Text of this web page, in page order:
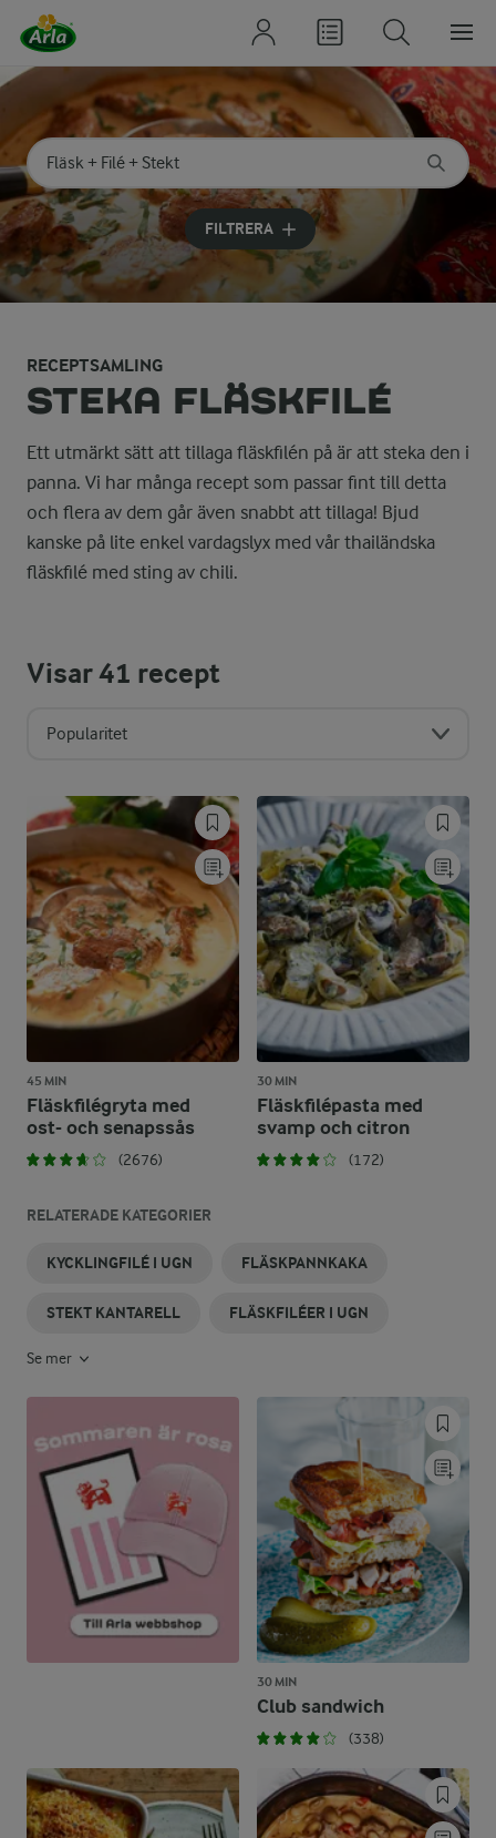
Sök på kategori eller ingrediens
Skriv in sökord för att få förslag
FILTRERA
RECEPTSAMLING
STEKA FLÄSKFILÉ
Ett utmärkt sätt att tillaga fläskfilén på är att steka den i
panna. Vi har många recept som passar fint till detta
och flera av dem går även snabbt att tillaga! Bjud
kanske på lite enkel vardagslyx med vår thailändska
fläskfilé med sting av chili.
Visar41 recept
Popularitet
45 MIN
Fläskfilégryta med
ost- och senapssås
(2676)
30 MIN
Fläskfilépasta med
svamp och citron
(172)
RELATERADE KATEGORIER
KYCKLINGFILÉ I UGN FLÄSKPANNKAKA
STEKT KANTARELL FLÄSKFILÉER I UGN
Se mer
30 MIN
Club sandwich
(338)